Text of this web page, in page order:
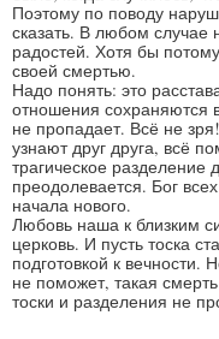
Поэтому по поводу
сказать. В любом случае
радостей. Хотя бы
своей смертью.
Надо понять: это
отношения сохраняются
не пропадает. Всё не
узнают друг друга, всё
трагическое
преодолевается. Бог
начала нового.
Любовь наша к близким
церковь. И пусть тоска
подготовкой к вечности.
не поможет, такая
тоски и разделения не